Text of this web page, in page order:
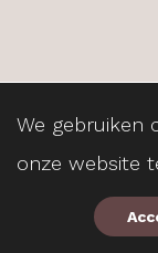
We gebruiken
onze website